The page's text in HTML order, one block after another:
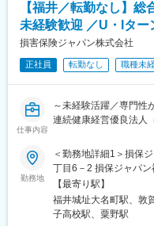
【福井／転勤なし】
未経験歓迎 ／U・Iター
損害保険ジャパン株式会社
正社員 転勤なし 職種未
仕事内容
～未経験活躍／専門
連続健康経営優良法人
代理店とともにお客
リューションを提供し
と連携した各種サービ
も行います。未経験か
目指せる環境が整って
■職務詳細
勤務地
＜勤務地詳細1＞損保
丁目6－2 損保ジャパ
務地詳細2＞パークフ
21 パークフロントビ
囲：会社の定める事業
【最寄り駅】
福井城址大名町駅、敦
子高校駅、粟野駅